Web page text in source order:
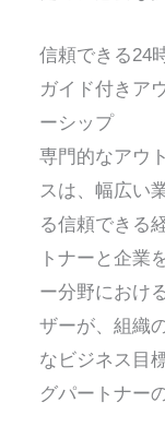
信頼できる24
ガイド付きア
ーシップ
専門的なアウ
スは、幅広い
る信頼できる
トナーと企業
ー分野におけ
ザーが、組織
なビジネス目
グパートナー